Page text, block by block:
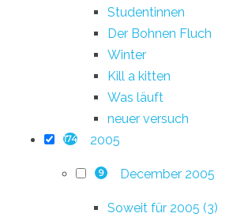
Studentinnen
Der Bohnen Fluch
Winter
Kill a kitten
Was läuft
neuer versuch
174 2005
9 December 2005
Soweit für 2005 (3)